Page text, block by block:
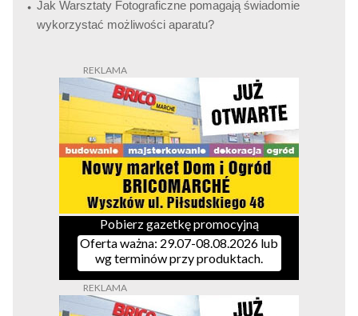
Jak Warsztaty Fotograficzne pomagają świadomie
wykorzystać możliwości aparatu?
Pobierz gazetkę promocyjną
Oferta ważna: 29.07-08.08.2026 lub
wg terminów przy produktach.